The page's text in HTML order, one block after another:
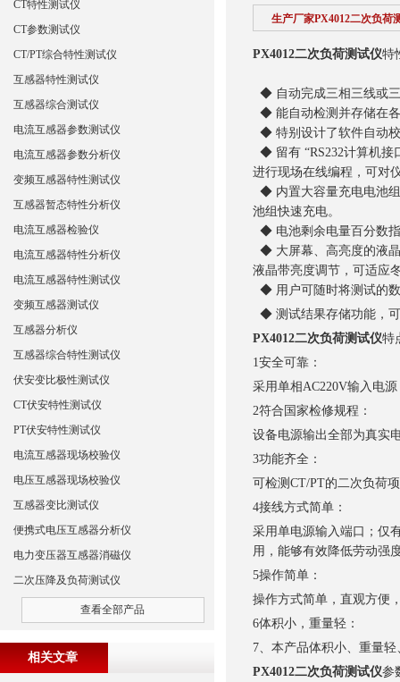
生产厂家PX4012二次负荷
PX4012二次负荷测试仪特
◆ 自动完成三相三线或
◆ 能自动检测并存储在
◆ 特别设计了软件自动
◆ 留有 “RS232计算机接
进行现场在线编程，可对
◆ 内置大容量充电电池
池组快速充电。
◆ 电池剩余电量百分数
◆ 大屏幕、高亮度的液
液晶带亮度调节，可适应
◆ 用户可随时将测试的
◆ 测试结果存储功能，
PX4012二次负荷测试仪特
1安全可靠：
采用单相AC220V输入电
2符合国家检修规程：
设备电源输出全部为真实
3功能齐全：
可检测CT/PT的二次负荷
4接线方式简单：
采用单电源输入端口；仅
用，能够有效降低劳动强
5操作简单：
操作方式简单，直观方便
6体积小，重量轻：
7、本产品体积小、重量
PX4012二次负荷测试仪参
CT特性测试仪
CT参数测试仪
CT/PT综合特性测试仪
互感器特性测试仪
互感器综合测试仪
电流互感器参数测试仪
电流互感器参数分析仪
变频互感器特性测试仪
互感器暂态特性分析仪
电流互感器检验仪
电流互感器特性分析仪
电流互感器特性测试仪
变频互感器测试仪
互感器分析仪
互感器综合特性测试仪
伏安变比极性测试仪
CT伏安特性测试仪
PT伏安特性测试仪
电流互感器现场校验仪
电压互感器现场校验仪
互感器变比测试仪
便携式电压互感器分析仪
电力变压器互感器消磁仪
二次压降及负荷测试仪
查看全部产品
相关文章